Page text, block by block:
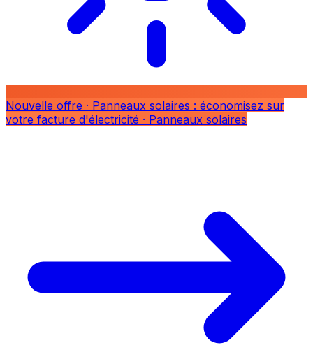
Nouvelle offre · Panneaux solaires : économisez sur
votre facture d'électricité · Panneaux solaires